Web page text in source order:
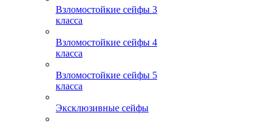
Взломостойкие сейфы 3
класса
Взломостойкие сейфы 4
класса
Взломостойкие сейфы 5
класса
Эксклюзивные сейфы